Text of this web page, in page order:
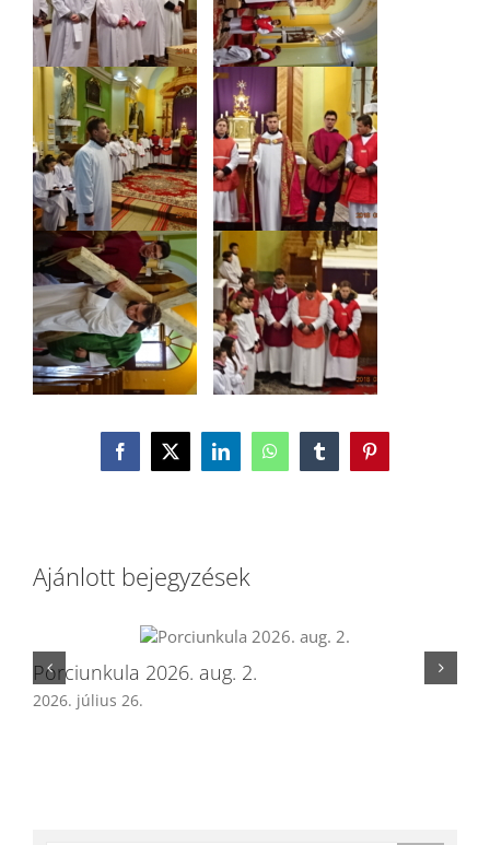
Facebook
X LinkedInWhatsAppTumblrPinterest
Ajánlott bejegyzések
Porciunkula 2026. aug. 2.
2026. július 26.